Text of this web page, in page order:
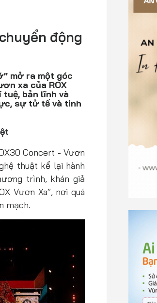
động
mở ra một góc
xa của ROX
bản lĩnh và
sự tử tế và tinh
Concert - Vươn
thuật kể lại hành
trình, khán giả
Vươn Xa”, nơi quá
mạch.